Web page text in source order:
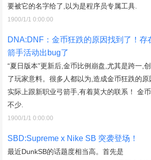
要被它的名字给了,以为是程序员专属工具.
1900/1/1 0:00:00
DNA:DNF：金币狂跌的原因找到了！存
箭手活动出bug了
“夏日版本”更新后,金币比例崩盘,尤其是跨一,
了玩家意料。很多人都以为,造成金币狂跌的原
实际上跟新职业弓箭手,有着莫大的联系！ 金
不少.
1900/1/1 0:00:00
SBD:Supreme x Nike SB 突袭登场！
最近DunkSB的话题度相当高。首先是